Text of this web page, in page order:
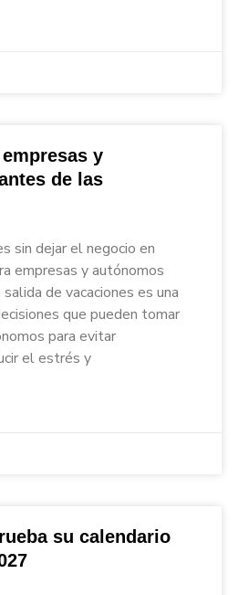
y
de las
sin dejar el negocio en
empresas y autónomos
de vacaciones es una
que pueden tomar
para evitar
el estrés y
su calendario